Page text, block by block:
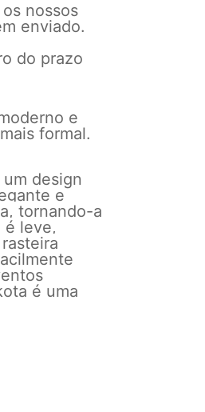
nossos
enviado.
do prazo
e
formal.
design
e
tornando-a
é leve,
é uma